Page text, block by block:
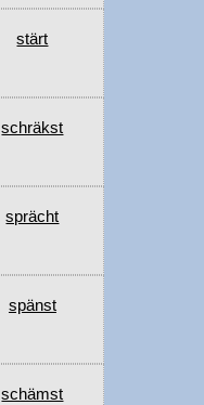
stärt
schräkst
sprächt
spänst
schämst